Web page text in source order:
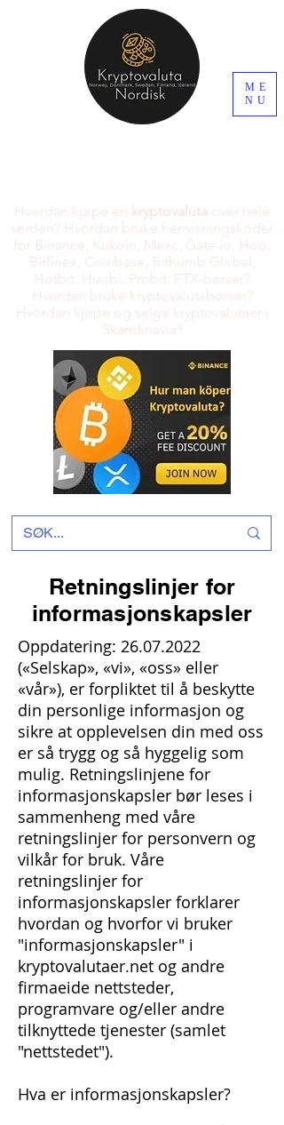
ME
NU
Hvordan kjøpe en kryptovaluta over hele
verden? Hvordan bruke henvisningskoder
for Binance, Kukoin, Mexc, Gate io, Hoo,
Bitfinex, Coinbase, Bithumb Global,
Hotbit, Huobi, Probit, FTX-børser?
Hvordan bruke kryptovalutabørser?
Hvordan kjøpe og selge kryptovalutaer i
Skandinavia?
Retningslinjer for
informasjonskapsler
Oppdatering: 26.07.2022
(«Selskap», «vi», «oss» eller
«vår»), er forpliktet til å beskytte
din personlige informasjon og
sikre at opplevelsen din med oss
​​er så trygg og så hyggelig som
mulig. Retningslinjene for
informasjonskapsler bør leses i
sammenheng med våre
retningslinjer for personvern og
vilkår for bruk. Våre
retningslinjer for
informasjonskapsler forklarer
hvordan og hvorfor vi bruker
"informasjonskapsler" i
kryptovalutaer.net og andre
firmaeide nettsteder,
programvare og/eller andre
tilknyttede tjenester (samlet
"nettstedet").
Hva er informasjonskapsler?